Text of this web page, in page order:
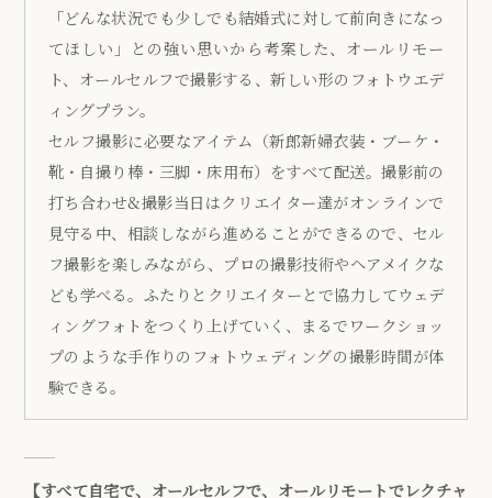
「どんな状況でも少しでも結婚式に対して前向きになっ
てほしい」との強い思いから考案した、オールリモー
ト、オールセルフで撮影する、新しい形のフォトウエデ
ィングプラン。
セルフ撮影に必要なアイテム（新郎新婦衣装・ブーケ・
靴・自撮り棒・三脚・床用布）をすべて配送。撮影前の
打ち合わせ&撮影当日はクリエイター達がオンラインで
見守る中、相談しながら進めることができるので、セル
フ撮影を楽しみながら、プロの撮影技術やヘアメイクな
ども学べる。ふたりとクリエイターとで協力してウェデ
ィングフォトをつくり上げていく、まるでワークショッ
プのような手作りのフォトウェディングの撮影時間が体
験できる。
【すべて自宅で、オールセルフで、オールリモートでレクチャ